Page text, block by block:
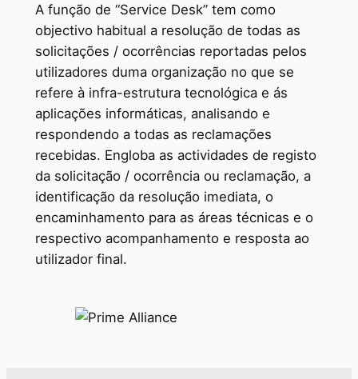
A função de “Service Desk” tem como
objectivo habitual a resolução de todas as
solicitações / ocorrências reportadas pelos
utilizadores duma organização no que se
refere à infra-estrutura tecnológica e ás
aplicações informáticas, analisando e
respondendo a todas as reclamações
recebidas. Engloba as actividades de registo
da solicitação / ocorrência ou reclamação, a
identificação da resolução imediata, o
encaminhamento para as áreas técnicas e o
respectivo acompanhamento e resposta ao
utilizador final.